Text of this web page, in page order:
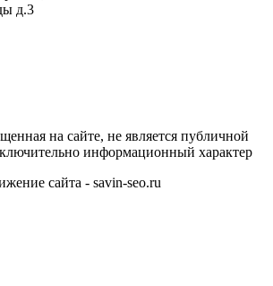
д.3
на сайте, не является публичной
информационный характер
сайта - savin-seo.ru